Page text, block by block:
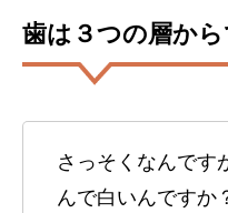
歯は３つの層か
さっそくなんです
んで白いんですか